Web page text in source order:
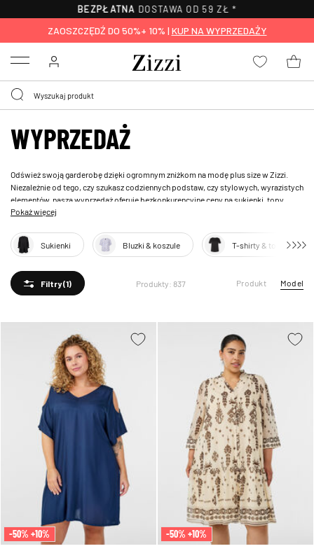
30-DNINA ZWROT*
ZAOSZCZĘDŹ DO 50%+ 10% | KUP NA WYPRZEDAŻY
Menu
WYPRZEDAŻ
Odśwież swoją garderobę dzięki ogromnym zniżkom na modę plus size w Zizzi.
Niezależnie od tego, czy szukasz codziennych podstaw, czy stylowych, wyrazistych
elementów, nasza wyprzedaż oferuje bezkonkurencyjne ceny na sukienki, topy,
odzież wierzchnią i wiele więcej — wszystko zaprojektowane z myślą o krągłych
styl bez nadwyrężania budżetu.
Pokaż więcej
Sukienki Bluzki & koszule T-shirty & topy
Filtry(1) Produkty: 837 Produkt Model
-50% +10% -50% +10%